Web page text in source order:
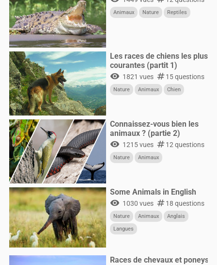
Animaux Nature Reptiles
Les races de chiens les plus
courantes (partit 1)
visibility 1821 vues numbers15 questions
Nature Animaux Chien
Connaissez-vous bien les
animaux ? (partie 2)
visibility 1215 vues numbers12 questions
Nature Animaux
Some Animals in English
visibility 1030 vues numbers18 questions
Nature Animaux
Anglais
Langues
Races de chevaux et poneys